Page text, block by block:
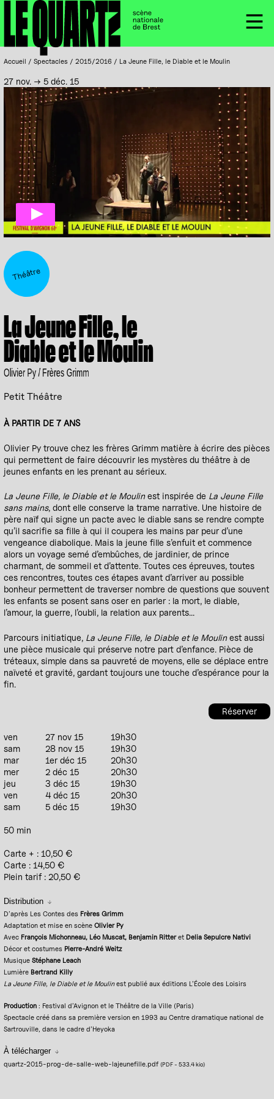
Panneau de gestion des cookies
Accueil
Menu
Accueil / Spectacles / 2015/2016 / La Jeune Fille, le Diable et le Moulin
27 nov. → 5 déc. 15
Théâtre
La Jeune Fille, le
Diable et le Moulin
Olivier Py / Frères Grimm
Petit Théâtre
À PARTIR DE 7 ANS
Olivier Py trouve chez les frères Grimm matière à écrire des pièces
qui permettent de faire découvrir les mystères du théâtre à de
jeunes enfants en les prenant au sérieux.
La Jeune Fille, le Diable et le Moulinest inspirée de La Jeune Fille
sans mains, dont elle conserve la trame narrative. Une histoire de
père naïf qui signe un pacte avec le diable sans se rendre compte
qu’il sacrifie sa fille à qui il coupera les mains par peur d’une
vengeance diabolique. Mais la jeune fille s’enfuit et commence
alors un voyage semé d’embûches, de jardinier, de prince
charmant, de sommeil et d’attente. Toutes ces épreuves, toutes
ces rencontres, toutes ces étapes avant d’arriver au possible
bonheur permettent de traverser nombre de questions que souvent
les enfants se posent sans oser en parler : la mort, le diable,
l’amour, la guerre, l’oubli, la relation aux parents...
Parcours initiatique, La Jeune Fille, le Diable et le Moulinest aussi
une pièce musicale qui préserve notre part d’enfance. Pièce de
tréteaux, simple dans sa pauvreté de moyens, elle se déplace entre
naïveté et gravité, gardant toujours une touche d’espérance pour la
fin.
Réserver
ven 27 nov 15
19h30
sam
28 nov 15
19h30
mar
1er déc 15
20h30
mer
2 déc 15
20h30
jeu
3 déc 15
19h30
ven
4 déc 15
20h30
sam
5 déc 15 19h30
50 min
Carte + : 10,50 €
Carte : 14,50 €
Plein tarif : 20,50 €
Distribution
D’après Les Contes des Frères Grimm
Adaptation et mise en scène Olivier Py
Avec François Michonneau, Léo Muscat, Benjamin Ritteret Delia Sepulcre Nativi
Décor et costumes Pierre-André Weitz
MusiqueStéphane Leach
Lumière Bertrand Killy
La Jeune Fille, le Diable et le Moulinest publié aux éditions L’École des Loisirs
Production : Festival d’Avignon et le Théâtre de la Ville (Paris)
Spectacle créé dans sa première version en 1993 au Centre dramatique national de
Sartrouville, dans le cadre d’Heyoka
À télécharger
quartz-2015-prog-de-salle-web-lajeunefille.pdf(PDF-533.4 kio)